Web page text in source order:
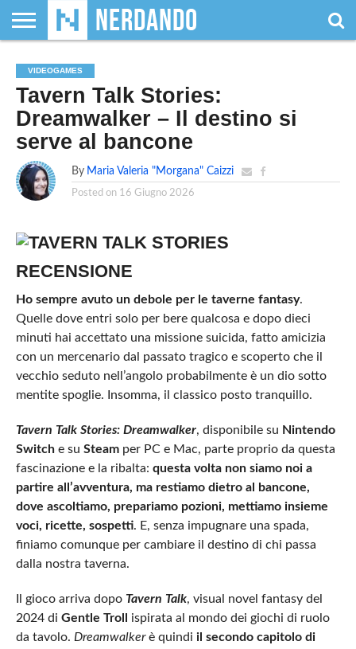
SIAMO
GIOCHI
DA
TAVOLO
GIOCHI
DI
RUOLO
VIDEOGAMES
FILM
&
SERIE
TV
FUMETTI
& LIBRI
MAGIC:
THE
GATHERING
DUNGEONS
&
DRAGONS
WRESTLING
NERDANDO
AWARDS
I
BOLLINI
VIDEOGAMES
Tavern Talk Stories:
Dreamwalker – Il destino si
serve al bancone
By Maria Valeria "Morgana" Caizzi
Posted on 16 Giugno 2026
RECENSIONE
Ho sempre avuto un debole per le taverne fantasy.
Quelle dove entri solo per bere qualcosa e dopo dieci
minuti hai accettato una missione suicida, fatto amicizia
con un mercenario dal passato tragico e scoperto che il
vecchio seduto nell’angolo probabilmente è un dio sotto
mentite spoglie. Insomma, il classico posto tranquillo.
Tavern Talk Stories: Dreamwalker, disponibile su Nintendo
Switche su Steamper PC e Mac, parte proprio da questa
fascinazione e la ribalta: questa volta non siamo noi a
partire all’avventura, ma restiamo dietro al bancone,
dove ascoltiamo, prepariamo pozioni, mettiamo insieme
voci, ricette, sospetti. E, senza impugnare una spada,
finiamo comunque per cambiare il destino di chi passa
dalla nostra taverna.
Il gioco arriva dopo Tavern Talk, visual novel fantasy del
2024 di Gentle Troll
ispirata al mondo dei giochi di ruolo
da tavolo. Dreamwalkerè quindi il secondo capitolo di